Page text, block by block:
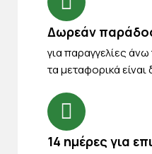
Δωρεάν
για παραγγελίες
τα μεταφορικά
14 ημέρες για